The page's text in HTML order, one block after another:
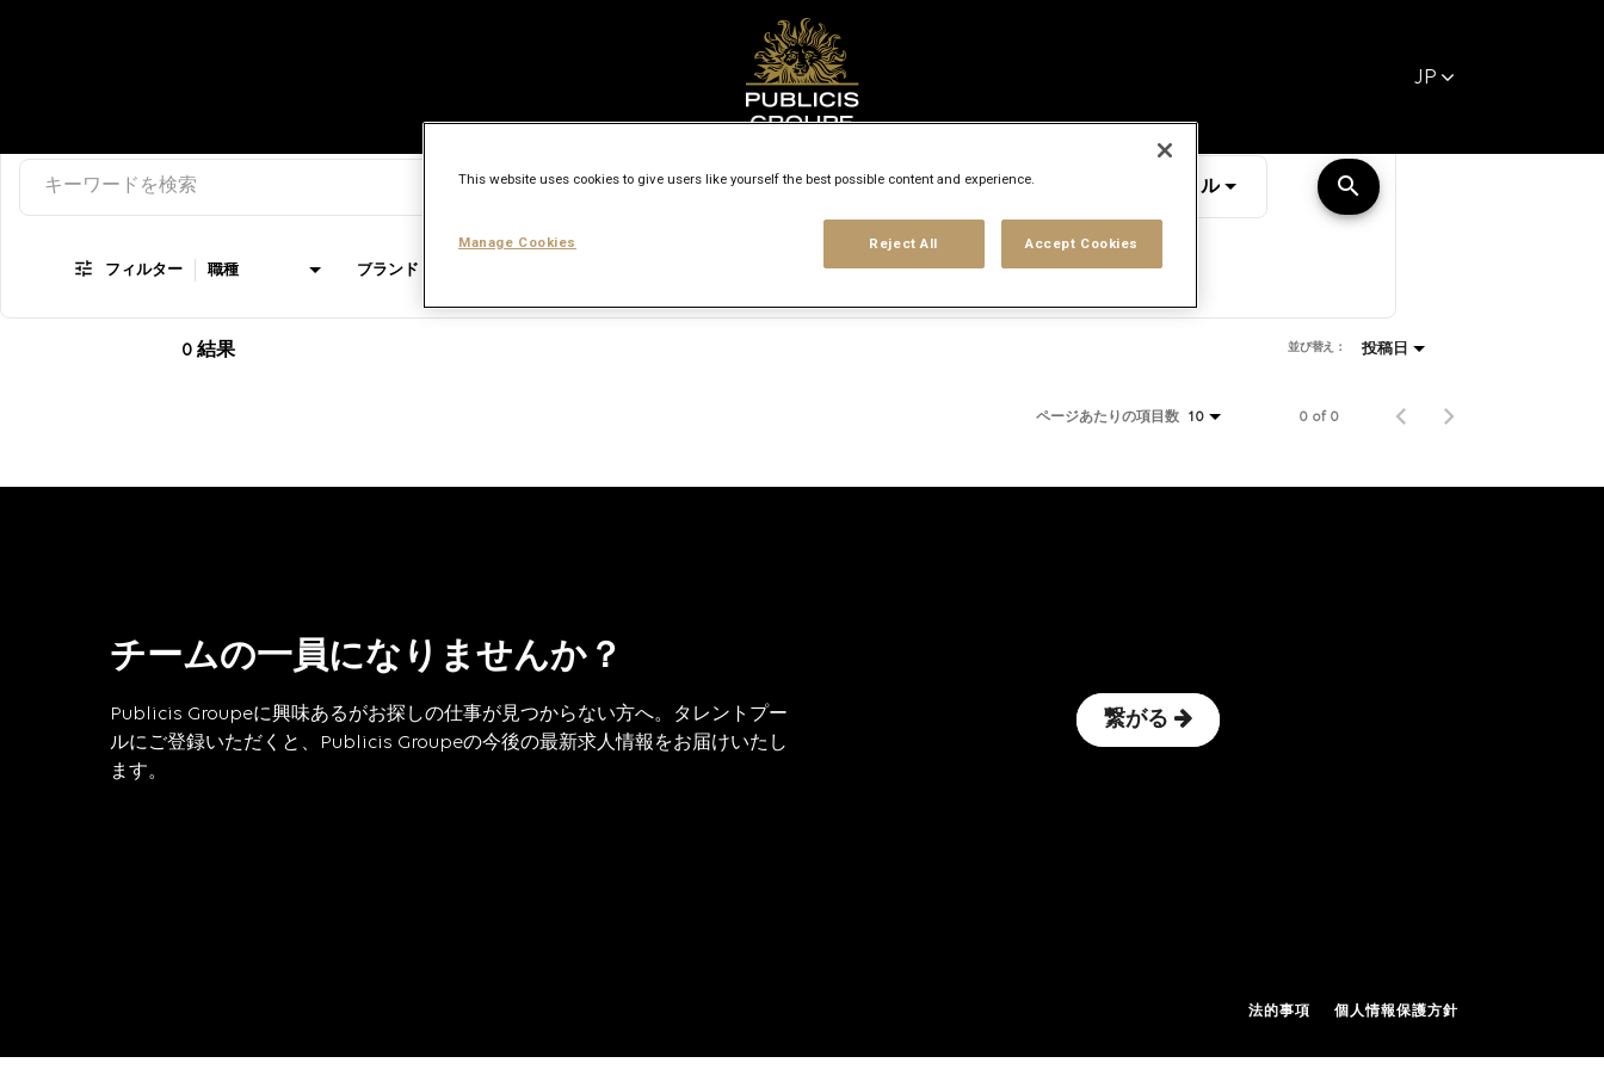
JP
Job Search Page
access_time 10 マイル search
フィルター 職種 ブランド 勤務地 場所
0 結果 投稿日
並び替え：
ページあたりの項目数 10 0 of 0
チームの一員になりませんか？
Publicis Groupeに興味あるがお探しの仕事が見つからない方へ。タレントプー
ルにご登録いただくと、Publicis Groupeの今後の最新求人情報をお届けいたし
ます。
繋がる
法的事項 個人情報保護方針
This website uses cookies to give users like yourself the best possible content and experience.
Reject All Accept Cookies
Manage Cookies